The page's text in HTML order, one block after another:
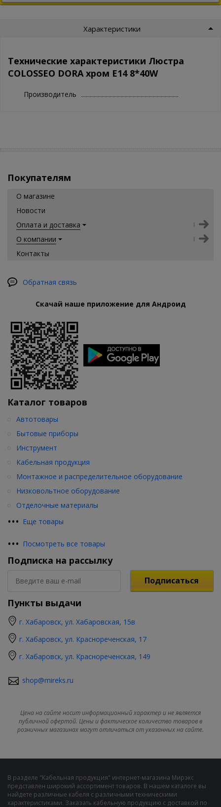
Характеристики
Технические характеристики Люстра
COLOSSEO DORA хром E14 8*40W
Производитель
Покупателям
О магазине
Новости
Оплата и доставка
О компании
Контакты
Обратная связь
Скачай наше приложение для Андроид
Каталог товаров
••• Еще товары
Автотовары
Бытовые приборы
Инструмент
Кабельная продукция
Монтажное и распределительное оборудование
Низковольтное оборудование
Отделочные материалы
••• Посмотреть все товары
Подписка на рассылку
Подписаться
Пункты выдачи
г. Хабаровск, ул. Хабаровская, 15в
г. Хабаровск, ул. Краснореченская, 17
г. Хабаровск, ул. Краснореченская, 149
shop@mireks.ru
Цена на сайте носит информационный характер и не является
публичной офертой. Цены и фактическое количество товаров в
розничных магазинах могут отличаться от указанных на сайте.
В разделе "Кабельная продукция" интернет-магазина Мирэкс
представлен широкий ассортимент товаров. В нашем каталоге вы
найдете различные кабеля с различными техническими
характеристиками. Заказать кабельную продукцию с доставкой по